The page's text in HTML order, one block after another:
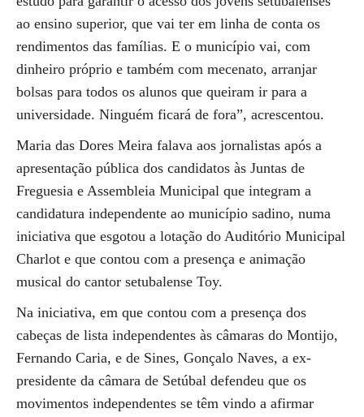
ao ensino superior, que vai ter em linha de conta os
rendimentos das famílias. E o município vai, com
dinheiro próprio e também com mecenato, arranjar
bolsas para todos os alunos que queiram ir para a
universidade. Ninguém ficará de fora”, acrescentou.
Maria das Dores Meira falava aos jornalistas após a
apresentação pública dos candidatos às Juntas de
Freguesia e Assembleia Municipal que integram a
candidatura independente ao município sadino, numa
iniciativa que esgotou a lotação do Auditório Municipal
Charlot e que contou com a presença e animação
musical do cantor setubalense Toy.
Na iniciativa, em que contou com a presença dos
cabeças de lista independentes às câmaras do Montijo,
Fernando Caria, e de Sines, Gonçalo Naves, a ex-
presidente da câmara de Setúbal defendeu que os
movimentos independentes se têm vindo a afirmar